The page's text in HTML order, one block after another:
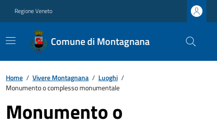
Regione Veneto
Comune di Montagnana
Home / Vivere Montagnana / Luoghi /
Monumento o complesso monumentale
Monumento o